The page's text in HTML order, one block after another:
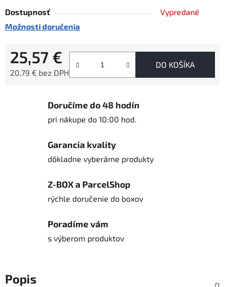
Dostupnosť
Vypredané
Možnosti doručenia
25,57 €
20,79 € bez DPH
DO KOŠÍKA
Doručíme do 48 hodín
pri nákupe do 10:00 hod.
Garancia kvality
dôkladne vyberáme produkty
Z-BOX a ParcelShop
rýchle doručenie do boxov
Poradíme vám
s výberom produktov
Popis